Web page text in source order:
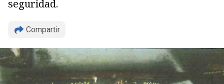
seguridad.
Compartir
Copiar